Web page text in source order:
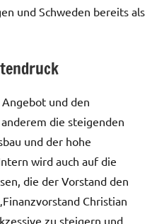
und Schweden bereits als
und den
die steigenden
und der hohe
wird auch auf die
die der Vorstand den
Christian
zu steigern und